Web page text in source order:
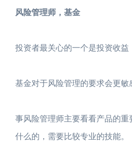
风险管理师，基金
投资者最关心的一个是投资收益
基金对于风险管理的要求会更
事风险管理师主要看看产品的
什么的，需要比较专业的技能。